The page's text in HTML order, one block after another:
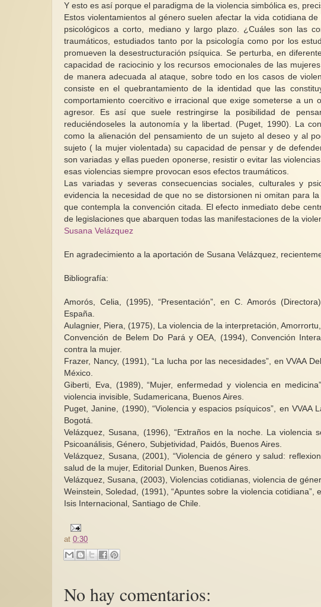
Y esto es así porque el paradigma de la violencia simbólica es,
Estos violentamientos al género suelen afectar la vida cotidiana
psicológicos a corto, mediano y largo plazo. ¿Cuáles son las
traumáticos, estudiados tanto por la psicología como por los
promueven la desestructuración psíquica. Se perturba, en
capacidad de raciocinio y los recursos emocionales de las
de manera adecuada al ataque, sobre todo en los casos de
consiste en el quebrantamiento de la identidad que las
comportamiento coercitivo e irracional que exige someterse a
agresor. Es así que suele restringirse la posibilidad de
reduciéndoseles la autonomía y la libertad. (Puget, 1990). La
como la alienación del pensamiento de un sujeto al deseo y al
sujeto ( la mujer violentada) su capacidad de pensar y de
son variadas y ellas pueden oponerse, resistir o evitar las
esas violencias siempre provocan esos efectos traumáticos.
Las variadas y severas consecuencias sociales, culturales y
evidencia la necesidad de que no se distorsionen ni omitan para
que contempla la convención citada. El efecto inmediato debe
de legislaciones que abarquen todas las manifestaciones de la
Susana Velázquez
En agradecimiento a la aportación de Susana Velázquez,
Bibliografía:
Amorós, Celia, (1995), “Presentación”, en C. Amorós
España.
Aulagnier, Piera, (1975), La violencia de la interpretación,
Convención de Belem Do Pará y OEA, (1994), Convención
contra la mujer.
Frazer, Nancy, (1991), “La lucha por las necesidades”, en VVAA
México.
Giberti, Eva, (1989), “Mujer, enfermedad y violencia en
violencia invisible, Sudamericana, Buenos Aires.
Puget, Janine, (1990), “Violencia y espacios psíquicos”, en
Bogotá.
Velázquez, Susana, (1996), “Extraños en la noche. La
Psicoanálisis, Género, Subjetividad, Paidós, Buenos Aires.
Velázquez, Susana, (2001), “Violencia de género y salud:
salud de la mujer, Editorial Dunken, Buenos Aires.
Velázquez, Susana, (2003), Violencias cotidianas, violencia de
Weinstein, Soledad, (1991), “Apuntes sobre la violencia
Isis Internacional, Santiago de Chile.
at0:30
No hay comentarios: